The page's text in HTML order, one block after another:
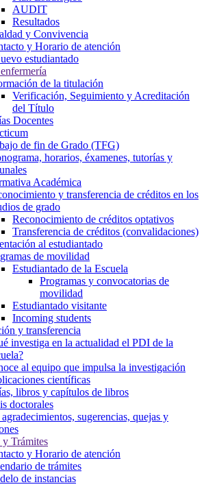
AUDIT
Resultados
y Convivencia
y Horario de atención
estudiantado
de la titulación
Verificación, Seguimiento y Acreditación
del Título
Docentes
de fin de Grado (TFG)
horarios, éxamenes, tutorías y
Académica
y transferencia de créditos en los
de grado
Reconocimiento de créditos optativos
Transferencia de créditos (convalidaciones)
al estudiantado
de movilidad
Estudiantado de la Escuela
Programas y convocatorias de
movilidad
Estudiantado visitante
Incoming students
y transferencia
investiga en la actualidad el PDI de la
al equipo que impulsa la investigación
científicas
libros y capítulos de libros
doctorales
sugerencias, quejas y
y Trámites
y Horario de atención
de trámites
de instancias